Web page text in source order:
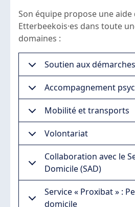
Son équipe propose une aide
Etterbeekois·es dans toute
domaines :
Soutien aux
Accompagnement
Mobilité et transports
Volontariat
Collaboration avec le
Domicile (SAD)
Service « Proxibat » :
domicile